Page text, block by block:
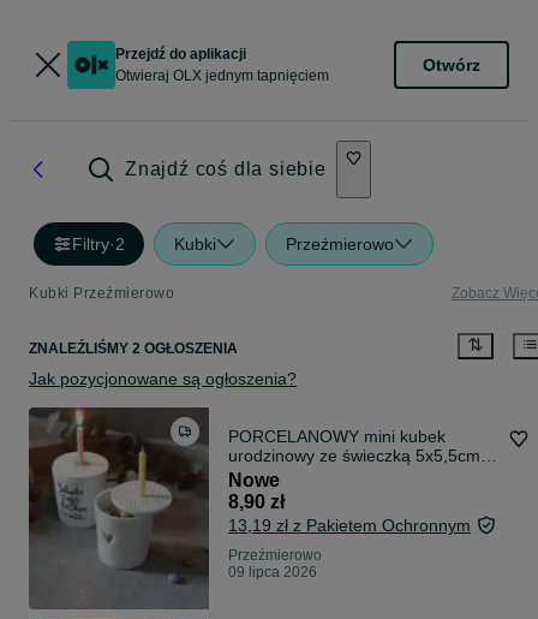
Przejdź do aplikacji
Otwieraj OLX jednym tapnięciem
Otwórz
Znajdź coś dla siebie
Filtry·2 Kubki Przeźmierowo
Kubki Przeźmierowo Zobacz
ZNALEŹLIŚMY 2 OGŁOSZENIA
Jak pozycjonowane są ogłoszenia?
PORCELANOWY mini kubek
urodzinowy ze świeczką 5x5,5cm
NOWY p791
Nowe
8,90 zł
13,19 zł z Pakietem Ochronnym
Przeźmierowo
09 lipca 2026